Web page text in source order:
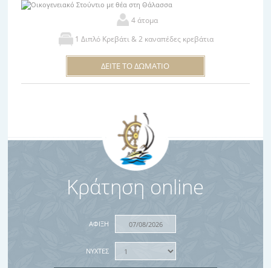
4 άτομα
1 Διπλό Κρεβάτι & 2 καναπέδες κρεβάτια
ΔΕΙΤΕ ΤΟ ΔΩΜΑΤΙΟ
Κράτηση online
ΑΦΙΞΗ
ΝΥΧΤΕΣ